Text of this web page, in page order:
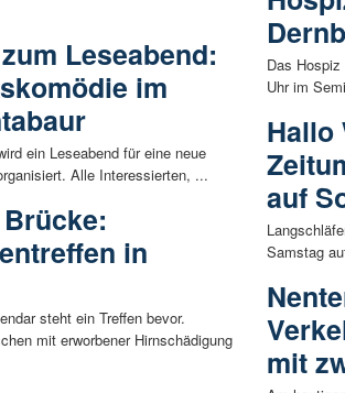
Leseabend:
im
ein Leseabend für eine neue
Alle Interessierten, ...
in
steht ein Treffen bevor.
mit erworbener Hirnschädigung
Das
Uhr im
Hallo
auf
Samstag
mit